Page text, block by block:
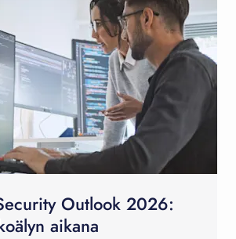
Outlook 2026:
aikana